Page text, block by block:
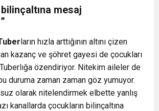
bilinçaltına mesaj
erların hızla arttığının altını çizen
kazanç ve şöhret gayesi de çocukları
özendiriyor. Nitekim aileler de
duruma zaman zaman göz yumuyor.
olarak nitelendirmek elbette yanlış
kanallarda çocukların bilinçaltına